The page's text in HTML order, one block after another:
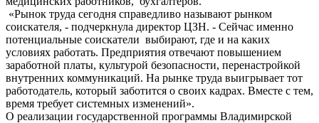
«Рынок труда сегодня справедливо называют рынком
соискателя, - подчеркнула директор ЦЗН. - Сейчас именно
потенциальные соискатели выбирают, где и на каких
условиях работать. Предприятия отвечают повышением
заработной платы, культурой безопасности, перенастройкой
внутренних коммуникаций. На рынке труда выигрывает тот
работодатель, который заботится о своих кадрах. Вместе с тем,
время требует системных изменений».
О реализации государственной программы Владимирской